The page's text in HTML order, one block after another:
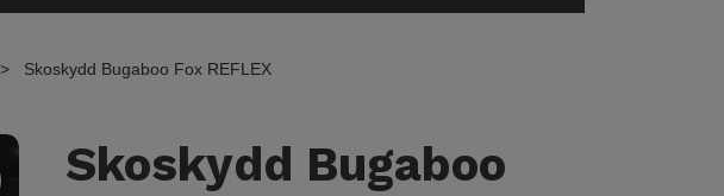
Skoskydd Bugaboo Fox REFLEX
Skoskydd Bugaboo